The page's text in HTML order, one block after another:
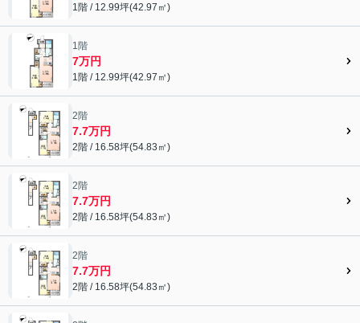
1階 / 12.99坪(42.97㎡)
1階
7万円
1階 / 12.99坪(42.97㎡)
2階
7.7万円
2階 / 16.58坪(54.83㎡)
2階
7.7万円
2階 / 16.58坪(54.83㎡)
2階
7.7万円
2階 / 16.58坪(54.83㎡)